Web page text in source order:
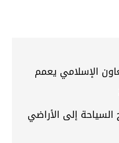
الإسلامي يعمم
إلى الأراضي